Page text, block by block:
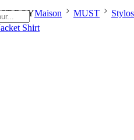
Shirt
BOYMaison MUST Stylos